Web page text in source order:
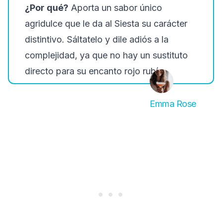
¿Por qué? Aporta un sabor único
agridulce que le da al Siesta su carácter
distintivo. Sáltatelo y dile adiós a la
complejidad, ya que no hay un sustituto
directo para su encanto rojo rubí.
Emma Rose